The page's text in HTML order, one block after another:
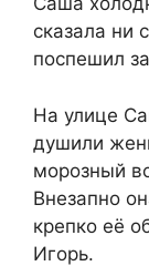
сказала ни
поспешил
На улице
душили
морозный
Внезапно
крепко её
Игорь.